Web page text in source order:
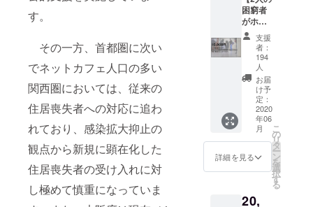
す。
その一方、首都圏に次い
でネットカフェ人口の多い
関西圏においては、従来の
住居喪失者への対応に追わ
れており、感染拡大抑止の
観点から新規に顕在化した
住居喪失者の受け入れに対
し極めて慎重になっていま
施結果
（PDF)
の送付
困窮者
がホテ
ルで、
または4
人の困
窮者が
簡易宿
所・ゲ
ストハ
ウスで1
晩、滞
在する
ことが
できま
プロ
支援
者：
194
人
お届
け予
定：
2020
年06
月
詳細を見る
こ
の
リ
タ
ー
ン
を
選
択
す
る
20,